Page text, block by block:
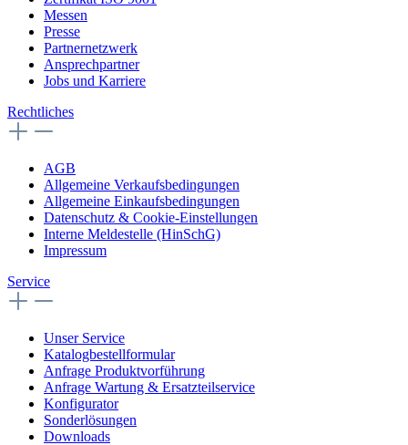
Messen
Presse
Partnernetzwerk
Ansprechpartner
Jobs und Karriere
Rechtliches
AGB
Allgemeine Verkaufsbedingungen
Allgemeine Einkaufsbedingungen
Datenschutz & Cookie-Einstellungen
Interne Meldestelle (HinSchG)
Impressum
Service
Unser Service
Katalogbestellformular
Anfrage Produktvorführung
Anfrage Wartung & Ersatzteilservice
Konfigurator
Sonderlösungen
Downloads